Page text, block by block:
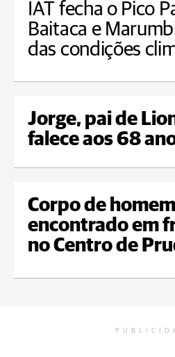
IAT fecha o Pico
Baitaca e
das condições
Jorge, pai de
falece aos 68
Corpo de
encontrado em
no Centro de